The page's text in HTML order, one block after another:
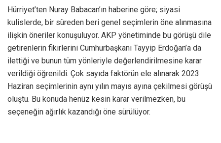
Hürriyet’ten Nuray Babacan’ın haberine göre; siyasi
kulislerde, bir süreden beri genel seçimlerin öne alınmasına
ilişkin öneriler konuşuluyor. AKP yönetiminde bu görüşü dile
getirenlerin fikirlerini Cumhurbaşkanı Tayyip Erdoğan’a da
ilettiği ve bunun tüm yönleriyle değerlendirilmesine karar
verildiği öğrenildi. Çok sayıda faktörün ele alınarak 2023
Haziran seçimlerinin aynı yılın mayıs ayına çekilmesi görüşü
oluştu. Bu konuda henüz kesin karar verilmezken, bu
seçeneğin ağırlık kazandığı öne sürülüyor.